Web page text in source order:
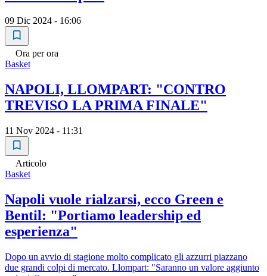
09 Dic 2024 - 16:06
Ora per ora
Basket
NAPOLI, LLOMPART: "CONTRO
TREVISO LA PRIMA FINALE"
11 Nov 2024 - 11:31
Articolo
Basket
Napoli vuole rialzarsi, ecco Green e
Bentil: "Portiamo leadership ed
esperienza"
Dopo un avvio di stagione molto complicato gli azzurri piazzano
due grandi colpi di mercato. Llompart: "Saranno un valore aggiunto